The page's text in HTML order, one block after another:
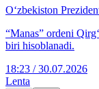
O‘zbekiston
“Manas” ordeni
biri hisoblanadi.
18:23 / 30.07.2026
Lenta